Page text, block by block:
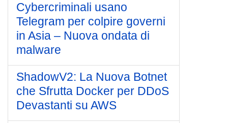
Cybercriminali usano
Telegram per colpire governi
in Asia – Nuova ondata di
malware
ShadowV2: La Nuova Botnet
che Sfrutta Docker per DDoS
Devastanti su AWS